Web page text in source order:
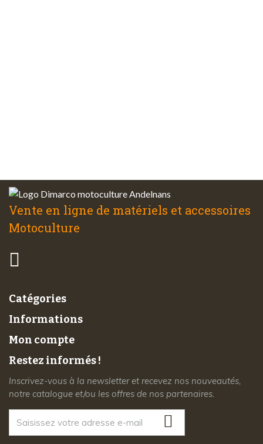
Vente en ligne de matériels et accessoires
Motoculture
Catégories
Informations
Mon compte
Restez informés !
Inscrivez-vous à la newsletter et recevez nos nouveautés,
notre catalogue et/ou les offres de nos partenaires.